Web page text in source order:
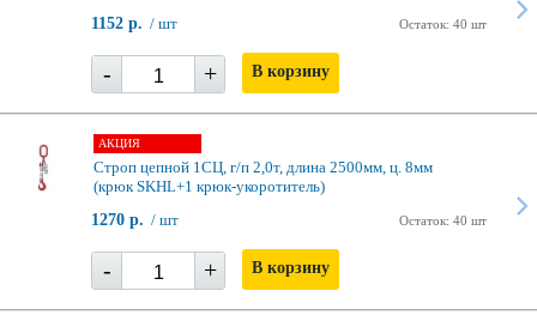
Остаток: 40 шт
1152 р. / шт
- + В корзину
АКЦИЯ
Строп цепной 1СЦ, г/п 2,0т, длина 2500мм, ц. 8мм
(крюк SKHL+1 крюк-укоротитель)
Остаток: 40 шт
1270 р. / шт
- + В корзину